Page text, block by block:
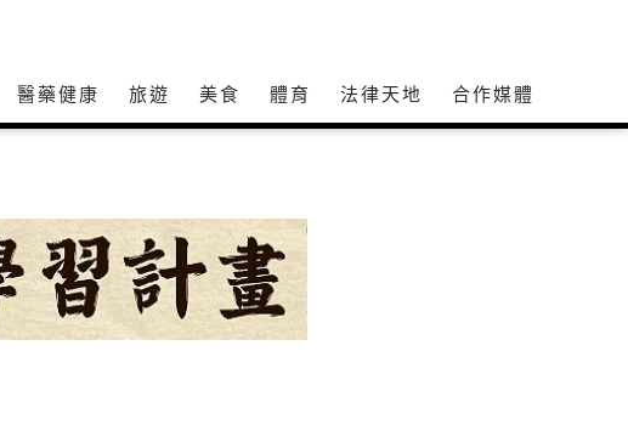
醫藥健康 旅遊 美食 體育 法律天地 合作媒體